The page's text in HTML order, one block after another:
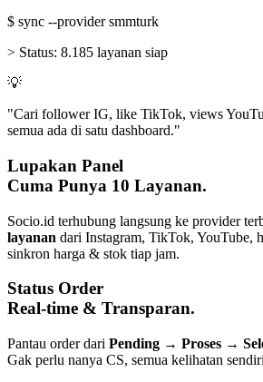
$ sync --provider smmturk
> Status: 8.185 layanan siap
💡
"Cari follower IG, like TikTok, views
semua ada di satu dashboard."
Lupakan Panel
Cuma Punya 10 Layanan.
Socio.id terhubung langsung ke provider
layanan dari Instagram, TikTok, YouTube,
sinkron harga & stok tiap jam.
Status Order
Real-time & Transparan.
Pantau order dari Pending → Proses →
Gak perlu nanya CS, semua kelihatan